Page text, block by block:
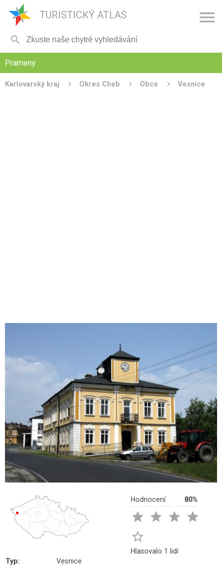
TURISTICKÝ ATLAS 

Prameny
Karlovarský kraj Okres Cheb Obce Vesnice
Hodnocení 80%
   

Hlasovalo 1 lidí
Typ:
Vesnice